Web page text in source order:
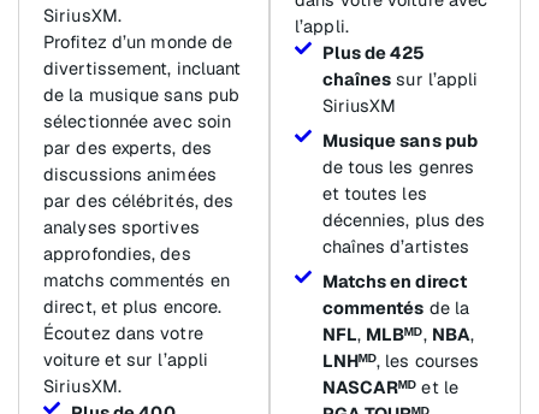
SiriusXM.
Profitez d’un monde de
divertissement, incluant
de la musique sans pub
sélectionnée avec soin
par des experts, des
discussions animées
par des célébrités, des
analyses sportives
approfondies, des
matchs commentés en
direct, et plus encore.
Écoutez dans votre
voiture et sur l’appli
SiriusXM.
l’appli.
Plus de 425
chaînes sur l’appli
SiriusXM
Musique sans pub
de tous les genres
et toutes les
décennies, plus des
chaînes d’artistes
Matchs en direct
commentés de la
NFL, MLBᴹᴰ, NBA,
LNHᴹᴰ, les courses
NASCARᴹᴰ et le